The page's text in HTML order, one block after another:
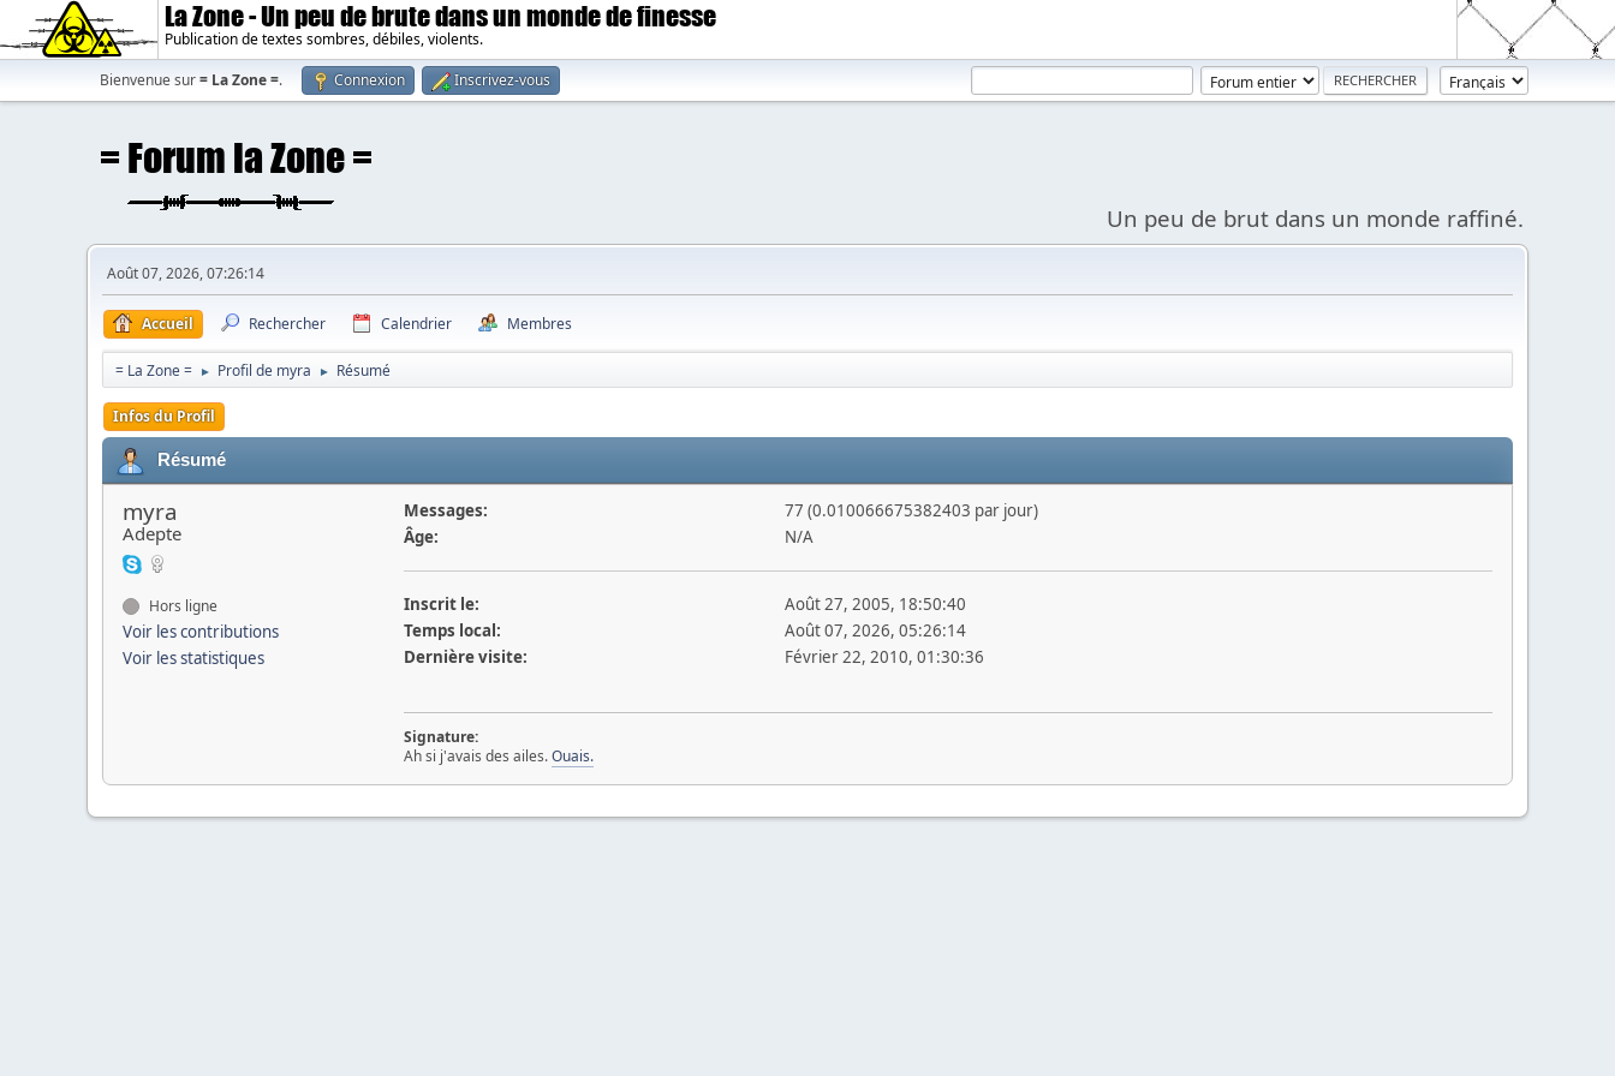
La Zone - Un peu de brute dans un monde de finesse
Publication de textes sombres, débiles, violents.
Bienvenue sur= La Zone =. Connexion Inscrivez-vous
Un peu de brut dans un monde raffiné.
Août 07, 2026, 07:26:14
Accueil Rechercher Calendrier Membres
= La Zone = ► Profil de myra ► Résumé
Infos du Profil
Résumé
myra
Adepte
Hors ligne
Voir les contributions
Voir les statistiques
Messages:
77 (0.010066675382403 par jour)
Âge:
N/A
Inscrit le:
Août 27, 2005, 18:50:40
Temps local:
Août 07, 2026, 05:26:14
Dernière visite:
Février 22, 2010, 01:30:36
Signature:
Ah si j'avais des ailes.Ouais.